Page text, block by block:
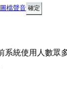
檔聲音
系統使用人數眾